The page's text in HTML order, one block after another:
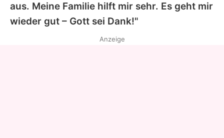
aus. Meine Familie hilft mir sehr. Es geht mir
wieder gut – Gott sei Dank!"
Anzeige